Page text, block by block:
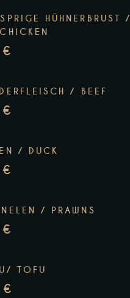
HÜHNERBRUST /
€
/ BEEF
€
/ DUCK
€
/ PRAWNS
€
TOFU
€